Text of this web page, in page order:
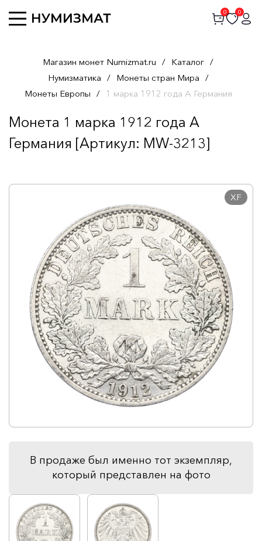
0 0
Магазин монет Numizmat.ru / Каталог /
Нумизматика / Монеты стран Мира /
Монеты Европы / 1 марка 1912 года А Германия
Монета 1 марка 1912 года А
Германия [Артикул: MW-3213]
XF
В продаже был именно тот экземпляр,
который представлен на фото